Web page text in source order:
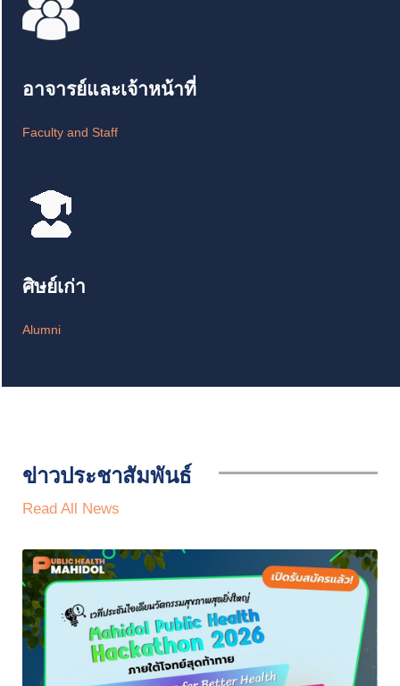
อาจารย์และเจ้าหน้าที่
Faculty and Staff
ศิษย์เก่า
Alumni
ข่าวประชาสัมพันธ์
Read All News